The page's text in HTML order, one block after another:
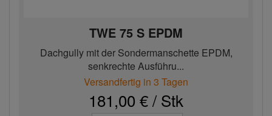
TWE 75 S EPDM
Dachgully mit der Sondermanschette EPDM,
senkrechte Ausführu...
Versandfertig in 3 Tagen
181,00 € / Stk